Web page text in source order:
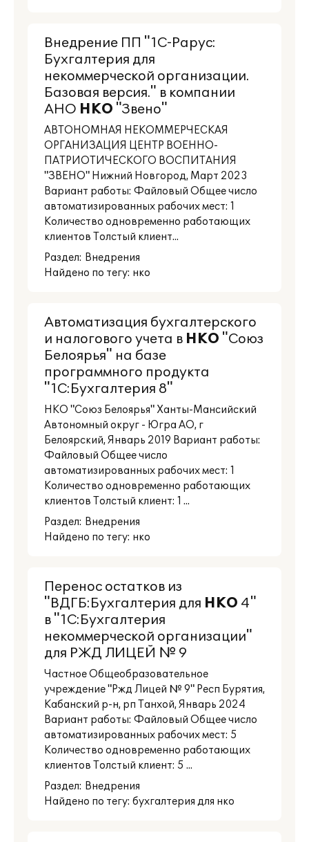
Внедрение ПП "1С-Рарус:
Бухгалтерия для
некоммерческой организации.
Базовая версия." в компании
АНО НКО "Звено"
АВТОНОМНАЯ НЕКОММЕРЧЕСКАЯ
ОРГАНИЗАЦИЯ ЦЕНТР ВОЕННО-
ПАТРИОТИЧЕСКОГО ВОСПИТАНИЯ
"ЗВЕНО" Нижний Новгород, Март 2023
Вариант работы: Файловый Общее число
автоматизированных рабочих мест: 1
Количество одновременно работающих
клиентов Толстый клиент...
Раздел: Внедрения
Найдено по тегу: нко
Автоматизация бухгалтерского
и налогового учета в НКО "Союз
Белоярья" на базе
программного продукта
"1С:Бухгалтерия 8"
НКО "Союз Белоярья" Ханты-Мансийский
Автономный округ - Югра АО, г
Белоярский, Январь 2019 Вариант работы:
Файловый Общее число
автоматизированных рабочих мест: 1
Количество одновременно работающих
клиентов Толстый клиент: 1 ...
Раздел: Внедрения
Найдено по тегу: нко
Перенос остатков из
"ВДГБ:Бухгалтерия для НКО 4"
в "1С:Бухгалтерия
некоммерческой организации"
для РЖД ЛИЦЕЙ № 9
Частное Общеобразовательное
учреждение "Ржд Лицей № 9" Респ Бурятия,
Кабанский р-н, рп Танхой, Январь 2024
Вариант работы: Файловый Общее число
автоматизированных рабочих мест: 5
Количество одновременно работающих
клиентов Толстый клиент: 5 ...
Раздел: Внедрения
Найдено по тегу: бухгалтерия для нко